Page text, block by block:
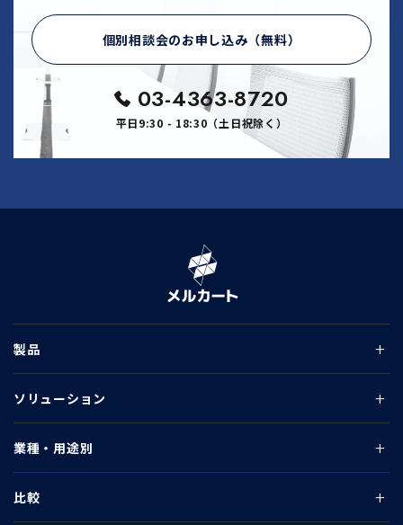
個別相談会のお申し込み（無料）
03-4363-8720
平日9:30 - 18:30（土日祝除く）
製品
ソリューション
業種・用途別
比較